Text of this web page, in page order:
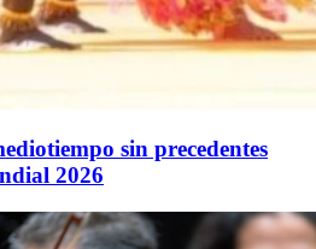
sin precedentes
2026